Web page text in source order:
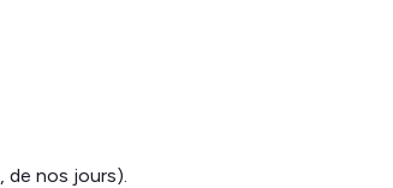
de nos jours).